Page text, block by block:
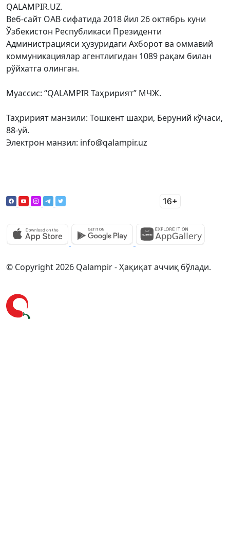
QALAMPIR.UZ.
Веб-сайт ОАВ сифатида 2018 йил 26 октябрь куни
Ўзбекистон Республикаси Президенти
Администрацияси ҳузуридаги Ахборот ва оммавий
коммуникациялар агентлигидан 1089 рақам билан
рўйхатга олинган.
Муассис: “QALAMPIR Таҳририят” МЧЖ.
Таҳририят манзили: Тошкент шаҳри, Беруний кўчаси,
88-уй.
Электрон манзил: info@qalampir.uz
© Copyright 2026 Qalampir - Ҳақиқат аччиқ бўлади.